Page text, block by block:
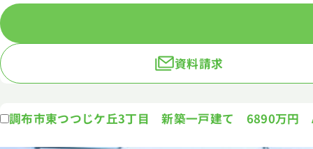
資料請求
調布市東つつじケ丘3丁目 新築一戸建て 6890万円